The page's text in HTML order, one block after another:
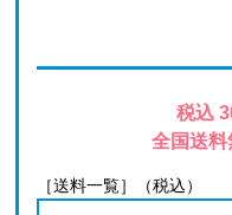
税込
全国送料
［送料一覧］（税込）